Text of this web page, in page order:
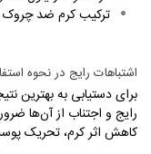
ترکیب کرم ضد چروک
اشتباهات رایج در نحوه
برای دستیابی به بهترین
رایج و اجتناب از آن‌ها
کاهش اثر کرم، تحریک